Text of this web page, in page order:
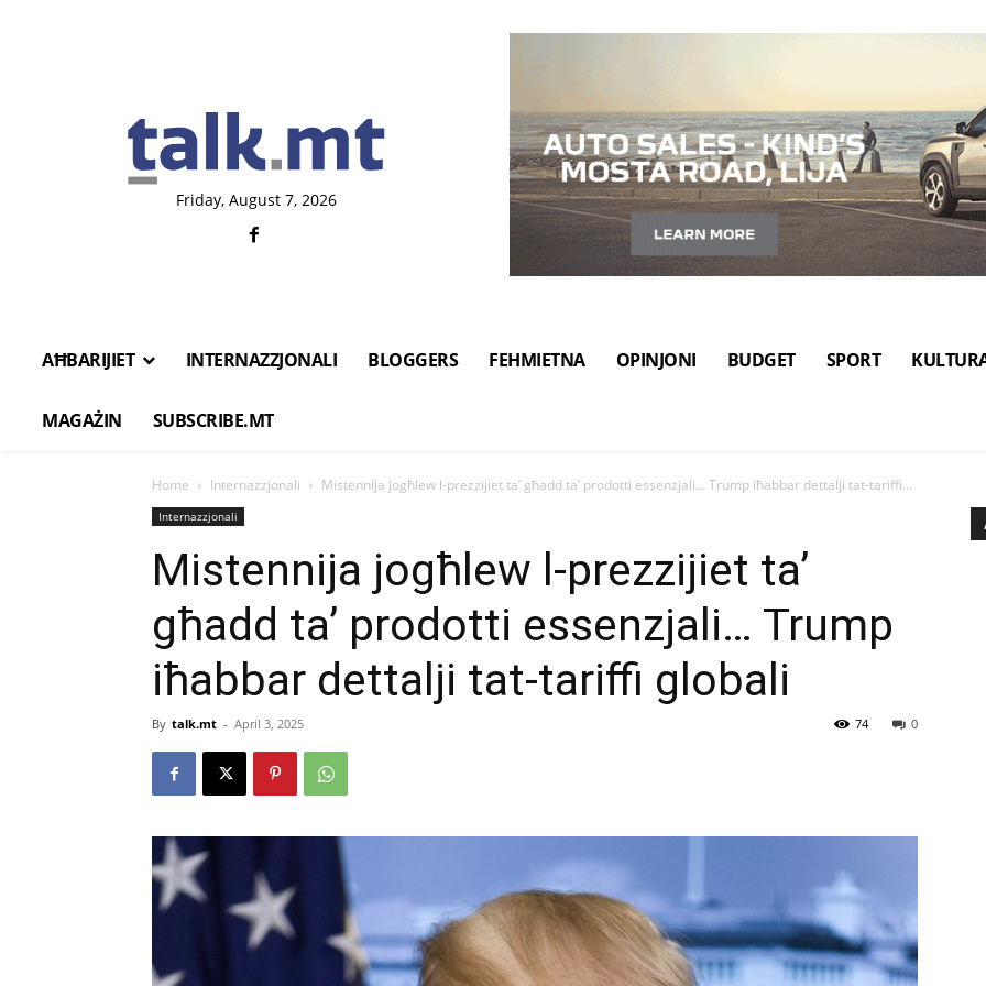
Friday, August 7, 2026
AĦBARIJIET INTERNAZZJONALI BLOGGERS FEHMIETNA OPINJONI BUDGET SPORT
MAGAŻIN SUBSCRIBE.MT
Home Internazzjonali Mistennija jogħlew l-prezzijiet ta’ għadd ta’ prodotti essenzjali… Trump iħabbar dettalji tat-tariffi...
Internazzjonali
Mistennija jogħlew l-prezzijiet ta’
għadd ta’ prodotti essenzjali… Trump
iħabbar dettalji tat-tariffi globali
By talk.mt - April 3, 2025 0
74